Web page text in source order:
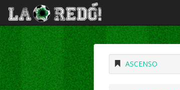
ASCENSO